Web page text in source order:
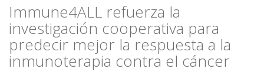
Immune4ALL refuerza la
investigación cooperativa para
predecir mejor la respuesta a la
inmunoterapia contra el cáncer